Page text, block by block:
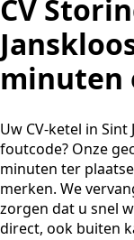
CV
minuten
Uw CV-ketel in
foutcode? Onze
minuten ter
merken. We
zorgen dat u snel
direct, ook buiten